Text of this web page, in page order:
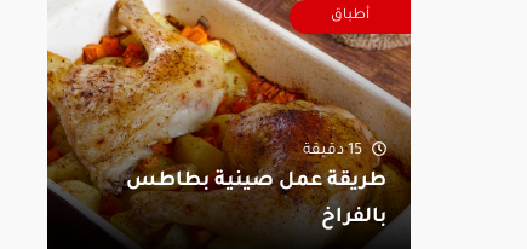
أطباق
15 دقيقة
طريقة عمل صينية بطاطس
بالفراخ